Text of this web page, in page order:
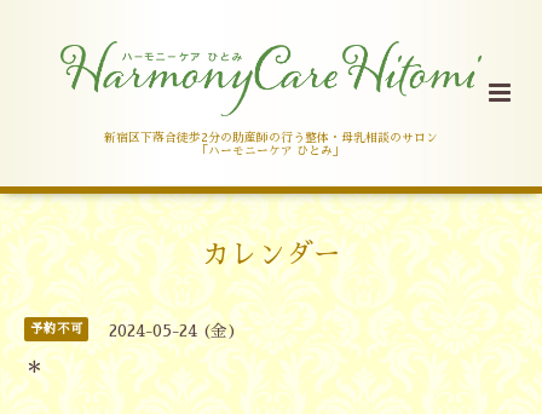
新宿区下落合徒歩2分の助産師の行う整体・母乳相談のサロン
「ハーモニーケア ひとみ」
カレンダー
予約不可 2024-05-24 (金)
＊